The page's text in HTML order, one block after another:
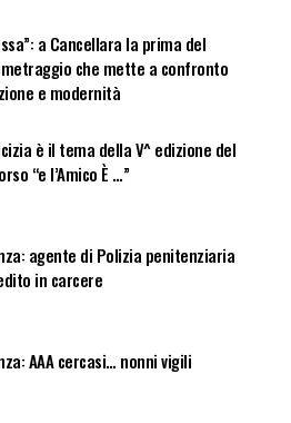
a Cancellara la prima del
che mette a confronto
e modernità
è il tema della V^ edizione del
“e l’Amico È …”
agente di Polizia penitenziaria
in carcere
AAA cercasi… nonni vigili